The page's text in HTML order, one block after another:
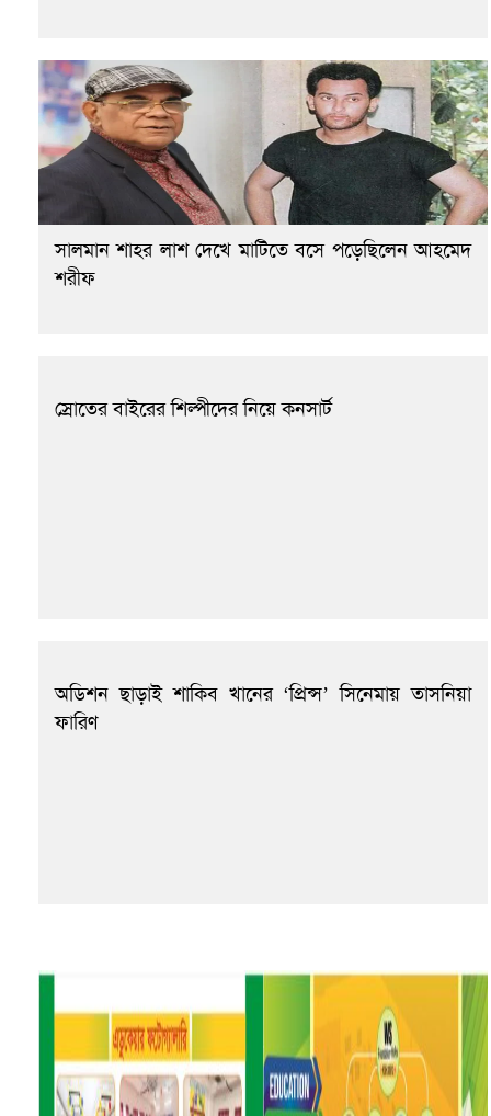
সালমান শাহর লাশ দেখে মাটিতে বসে পড়েছিলেন আহমেদ
শরীফ
স্রোতের বাইরের শিল্পীদের নিয়ে কনসার্ট
অডিশন ছাড়াই শাকিব খানের ‘প্রিন্স’ সিনেমায় তাসনিয়া
ফারিণ